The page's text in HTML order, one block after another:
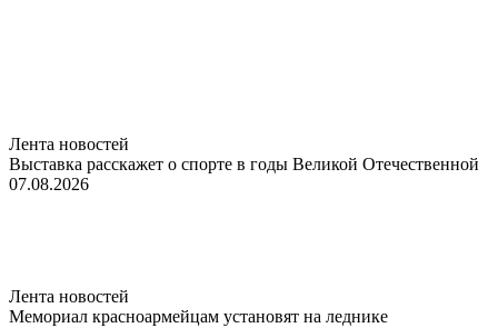
Лента новостей
Выставка расскажет о спорте в годы Великой Отечественной
07.08.2026
Лента новостей
Мемориал красноармейцам установят на леднике